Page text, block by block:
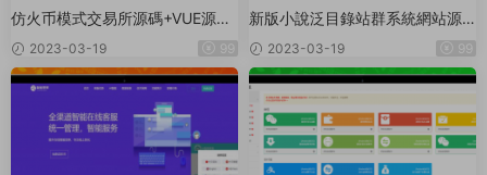
仿火币模式交易所源碼+VUE源碼
可二開法币交易_币币交易_合約交
易_期權交易+流動性挖礦UP理财
LEO認購運營
2023-03-19
新版小說泛目錄站群系統網站源
碼 小說站群源碼海量關鍵詞霸屏
2023-03-19